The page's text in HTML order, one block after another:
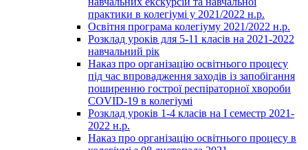
практики в колегіумі у 2021/2022 н.р.
Освітня програма колегіуму 2021/2022 н.р.
Розклад уроків для 5-11 класів на 2021-2022
навчальний рік
Наказ про організацію освітнього процесу
під час впровадження заходів із запобігання
поширенню гострої респіраторної хвороби
COVID-19 в колегіумі
Розклад уроків 1-4 класів на І семестр 2021-
2022 н.р.
Наказ про організацію освітнього процесу в